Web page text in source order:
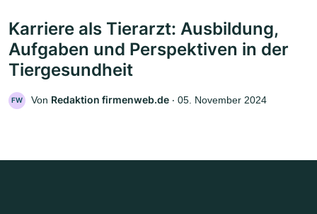
Karriere als Tierarzt: Ausbildung,
Aufgaben und Perspektiven in der
Tiergesundheit
FW Von Redaktion firmenweb.de ‧ 05. November 2024